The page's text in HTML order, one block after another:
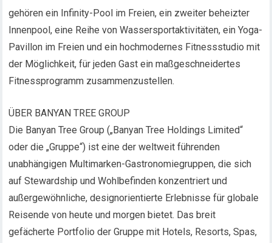
gehören ein Infinity-Pool im Freien, ein zweiter beheizter
Innenpool, eine Reihe von Wassersportaktivitäten, ein Yoga-
Pavillon im Freien und ein hochmodernes Fitnessstudio mit
der Möglichkeit, für jeden Gast ein maßgeschneidertes
Fitnessprogramm zusammenzustellen.
ÜBER BANYAN TREE GROUP
Die Banyan Tree Group („Banyan Tree Holdings Limited“
oder die „Gruppe“) ist eine der weltweit führenden
unabhängigen Multimarken-Gastronomiegruppen, die sich
auf Stewardship und Wohlbefinden konzentriert und
außergewöhnliche, designorientierte Erlebnisse für globale
Reisende von heute und morgen bietet. Das breit
gefächerte Portfolio der Gruppe mit Hotels, Resorts, Spas,